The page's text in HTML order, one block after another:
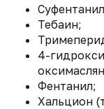
Тебаин;
4-
Фентанил;
Хальцион